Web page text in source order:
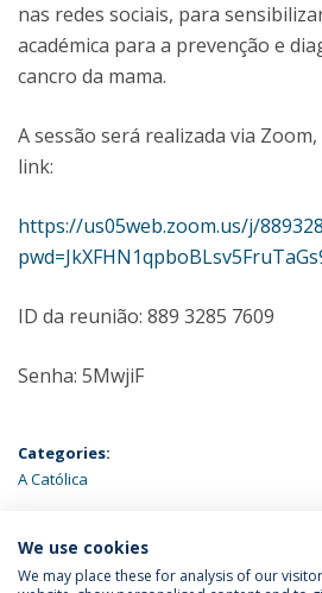
nas redes sociais, para
académica para a prevenção e
cancro da mama.
A sessão será realizada via
link:
https://us05web.zoom.us/j/
ID da reunião: 889 3285 7609
Senha: 5MwjiF
Categories:
A Católica
ÚLTIMAS NOTÍCIAS
We use cookies
We may place these for analysis of our